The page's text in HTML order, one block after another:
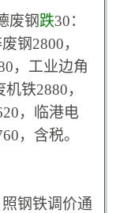
废钢跌30：
钢2800，
，工业边角
铁2880，
，临港电
，含税。
照钢铁调价通